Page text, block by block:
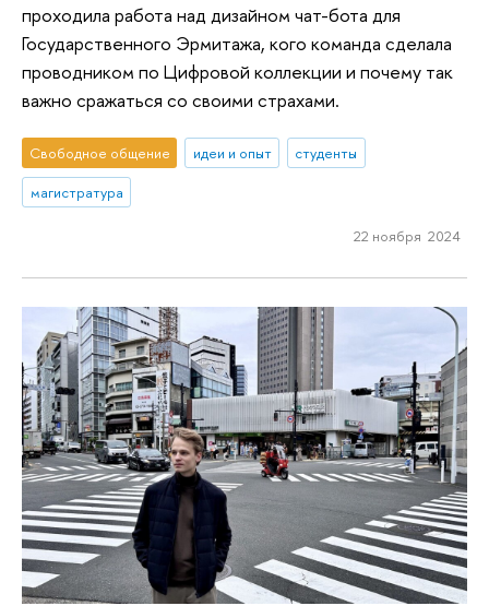
проходила работа над дизайном чат-бота для
Государственного Эрмитажа, кого команда сделала
проводником по Цифровой коллекции и почему так
важно сражаться со своими страхами.
Свободное общение идеи и опыт
студенты
магистратура
22 ноября 2024